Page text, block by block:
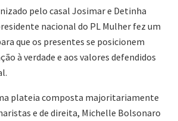
pelo casal Josimar e Detinha
nacional do PL Mulher fez um
que os presentes se posicionem
à verdade e aos valores defendidos
plateia composta majoritariamente
e de direita, Michelle Bolsonaro